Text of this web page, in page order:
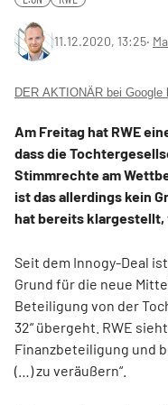
11.12.2020, 13:25‧
DER AKTIONÄR bei Google
Am Freitag hat RWE
dass die
Stimmrechte am
ist das allerdings kein
hat bereits klargestellt,
Seit dem Innogy-Deal
Grund für die neue
Beteiligung von der
32“ übergeht. RWE
Finanzbeteiligung und
(…) zu veräußern“.